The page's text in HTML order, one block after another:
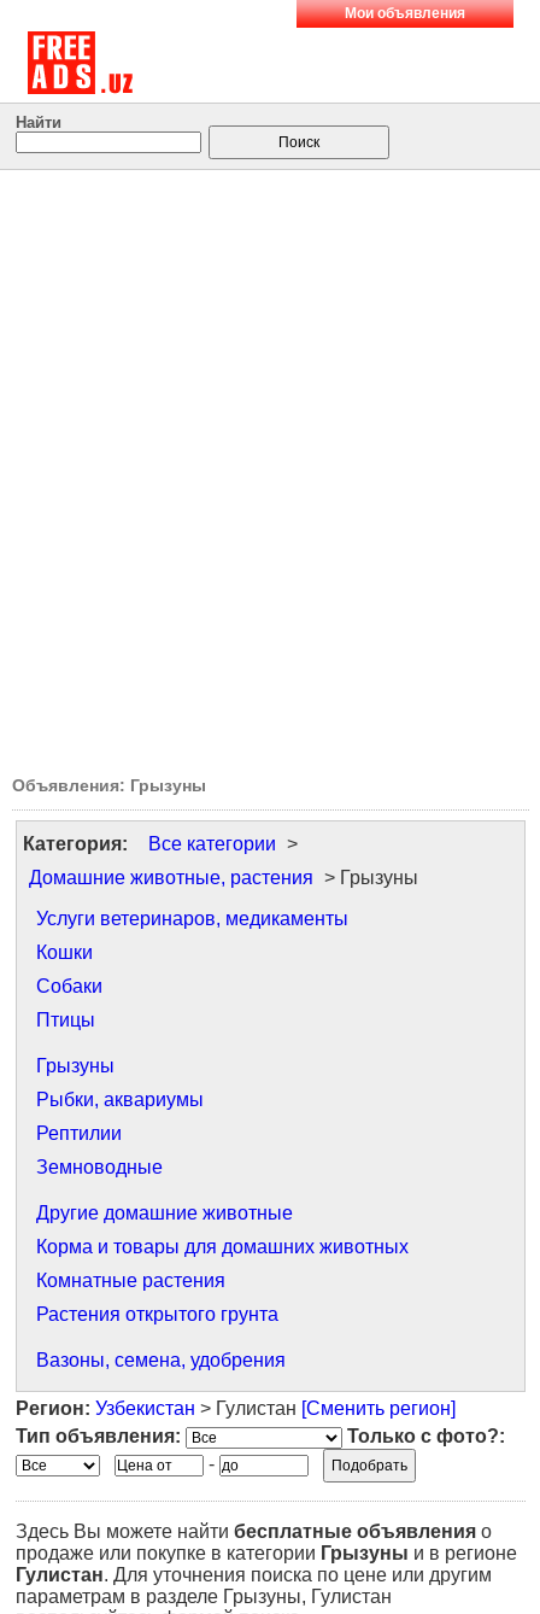
Мои объявления
Найти
Объявления: Грызуны
Категория: Все категории >
Домашние животные, растения > Грызуны
Услуги ветеринаров, медикаменты
Кошки
Собаки
Птицы
Грызуны
Рыбки, аквариумы
Рептилии
Земноводные
Другие домашние животные
Корма и товары для домашних животных
Комнатные растения
Растения открытого грунта
Вазоны, семена, удобрения
Регион: Узбекистан > Гулистан [Сменить регион]
Тип объявления:
Только с фото?:
-
Здесь Вы можете найти бесплатные объявления о
продаже или покупке в категории Грызуны и в регионе
Гулистан. Для уточнения поиска по цене или другим
параметрам в разделе Грызуны, Гулистан